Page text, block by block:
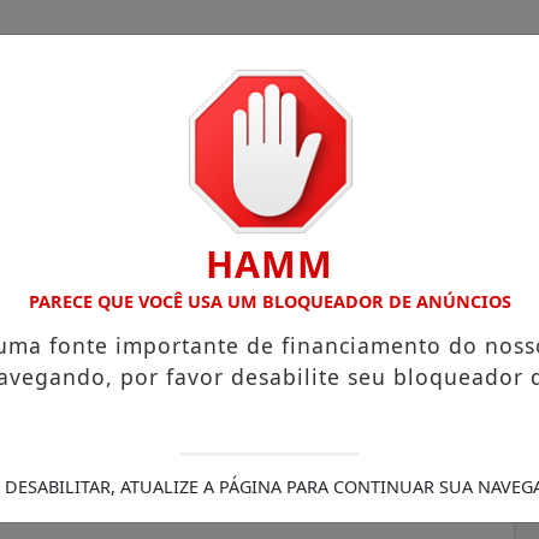
ATUAÇÃO VOLTADA AO MUNICÍPIO RECEITA FEDERAL
impede que bancos e
judicial contra
HAMM
PARECE QUE VOCÊ USA UM BLOQUEADOR DE ANÚNCIOS
fonte importante de financiamento do
por favor desabilite seu bloqueador
DESABILITAR, ATUALIZE A PÁGINA PARA CONTINUAR SUA